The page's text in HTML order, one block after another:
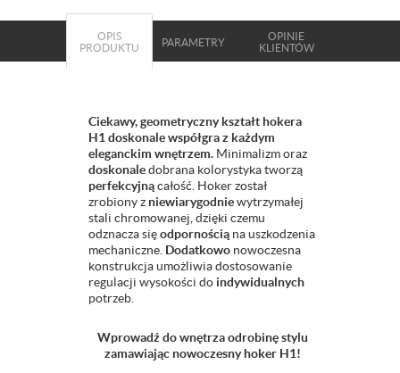
OPIS
PRODUKTU
PARAMETRY
OPINIE
KLIENTÓW
Ciekawy, geometryczny kształt hokera
H1 doskonale współgra z każdym
eleganckim wnętrzem. Minimalizm oraz
doskonaledobrana kolorystyka tworzą
perfekcyjnącałość. Hoker został
zrobiony z niewiarygodniewytrzymałej
stali chromowanej, dzięki czemu
odznacza sięodpornością na uszkodzenia
mechaniczne. Dodatkowo nowoczesna
konstrukcja umożliwia dostosowanie
regulacji wysokości do indywidualnych
potrzeb.
Wprowadź do wnętrza odrobinę stylu
zamawiając nowoczesny hoker H1!